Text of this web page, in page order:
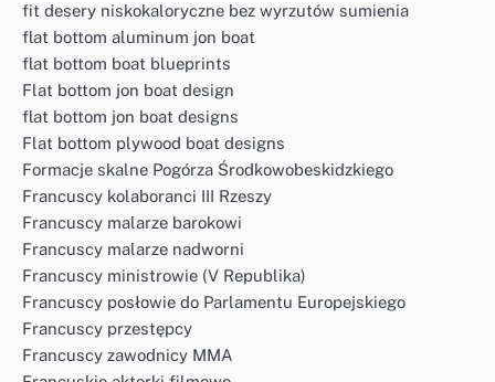
fit desery niskokaloryczne bez wyrzutów sumienia
flat bottom aluminum jon boat
flat bottom boat blueprints
Flat bottom jon boat design
flat bottom jon boat designs
Flat bottom plywood boat designs
Formacje skalne Pogórza Środkowobeskidzkiego
Francuscy kolaboranci III Rzeszy
Francuscy malarze barokowi
Francuscy malarze nadworni
Francuscy ministrowie (V Republika)
Francuscy posłowie do Parlamentu Europejskiego
Francuscy przestępcy
Francuscy zawodnicy MMA